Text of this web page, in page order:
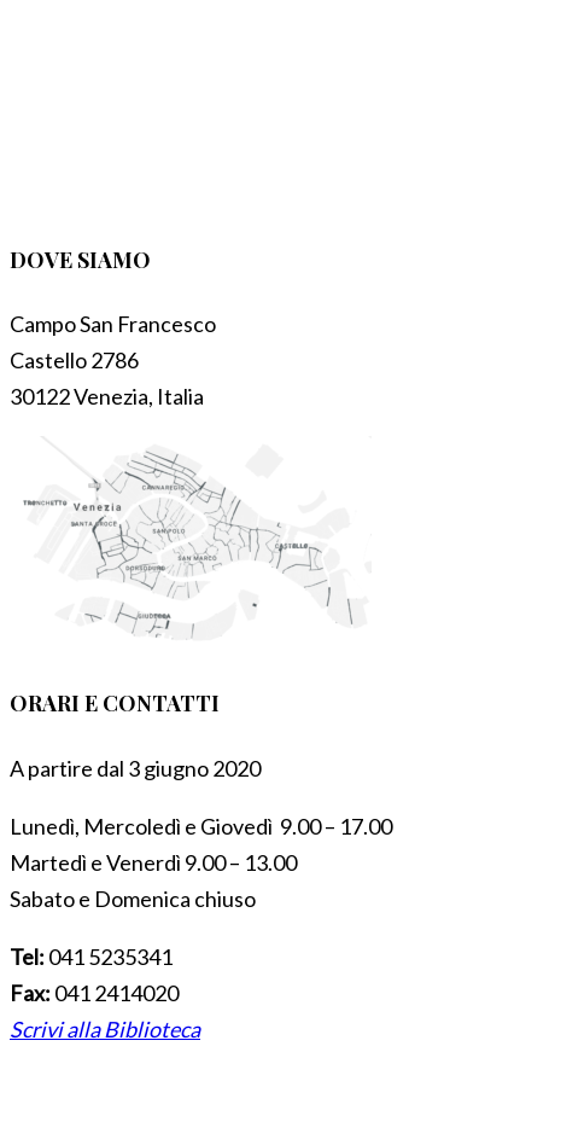
DOVE SIAMO
Campo San Francesco
Castello 2786
30122 Venezia, Italia
ORARI E CONTATTI
A partire dal 3 giugno 2020
Lunedì, Mercoledì e Giovedì 9.00 – 17.00
Martedì e Venerdì 9.00 – 13.00
Sabato e Domenica chiuso
Tel: 041 5235341
Fax: 041 2414020
Scrivi alla Biblioteca